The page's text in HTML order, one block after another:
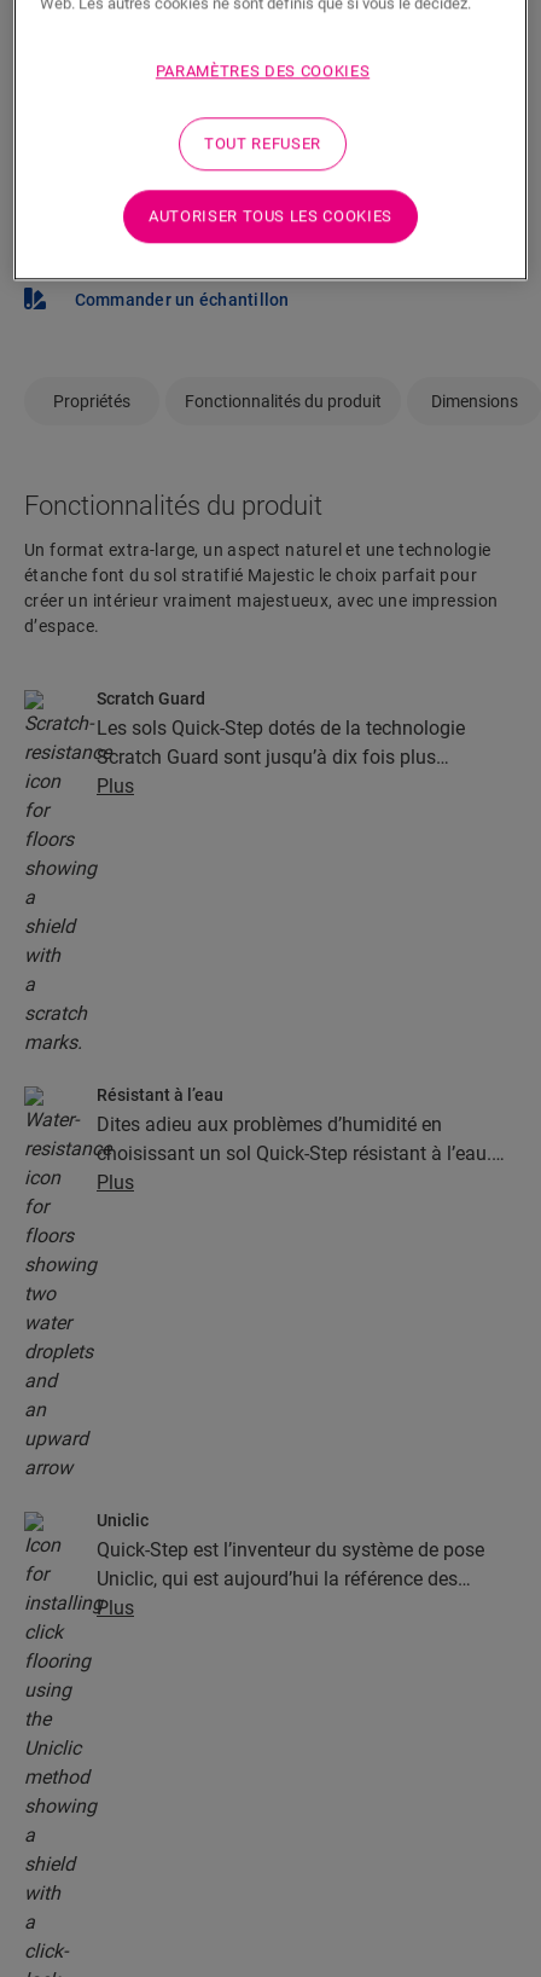
RECHERCHER
Pas sûr que ce sol corresponde à votre
style et à vos besoins ?
Commander un échantillon
Propriétés Fonctionnalités du produit Dimensions
Fonctionnalités du produit
Un format extra-large, un aspect naturel et une technologie
étanche font du sol stratifié Majestic le choix parfait pour
créer un intérieur vraiment majestueux, avec une impression
d’espace.
Scratch Guard
Les sols Quick-Step dotés de la technologie
Scratch Guard sont jusqu’à dix fois plus
résistants aux rayures que les autres sols.
Plus
Résistant à l’eau
Dites adieu aux problèmes d’humidité en
choisissant un sol Quick-Step résistant à l’eau.
Ces sols sont non seulement élégants et naturels,
Plus
Uniclic
Quick-Step est l’inventeur du système de pose
Uniclic, qui est aujourd’hui la référence des
systèmes de pose par encliquetage. Utilisez le
Plus
Web. Les autres cookies ne sont définis que si vous le décidez.
PARAMÈTRES DES COOKIES
TOUT REFUSER
AUTORISER TOUS LES COOKIES